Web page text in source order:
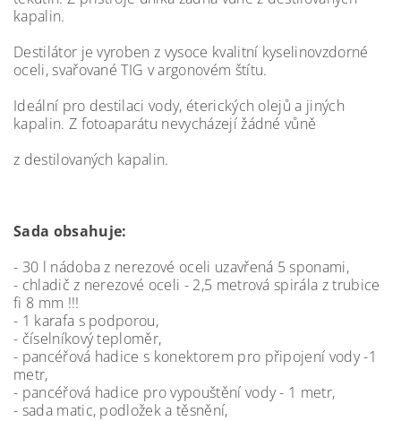
kapalin.
Destilátor je vyroben z vysoce kvalitní kyselinovzdorné
oceli, svařované TIG v argonovém štítu.
Ideální pro destilaci vody, éterických olejů a jiných
kapalin. Z fotoaparátu nevycházejí žádné vůně
z destilovaných kapalin.
Sada obsahuje:
- 30 l nádoba z nerezové oceli uzavřená 5 sponami,
- chladič z nerezové oceli - 2,5 metrová spirála z trubice
fi 8 mm !!!
- 1 karafa s podporou,
- číselníkový teploměr,
- pancéřová hadice s konektorem pro připojení vody -1
metr,
- pancéřová hadice pro vypouštění vody - 1 metr,
- sada matic, podložek a těsnění,